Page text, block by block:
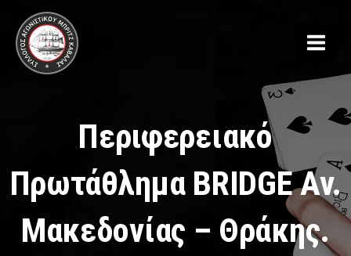
Μετάβαση
στο
περιεχόμενο
Περιφερειακό
Πρωτάθλημα BRIDGE Αν.
Μακεδονίας – Θράκης.